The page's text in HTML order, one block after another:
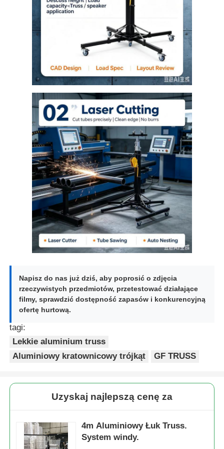
O nas
Kontrola jakości
Skontaktuj się z nami
Nowości
Przypadki
Poproś o wycenę
Aluminiowe oprawy sceniczne
Aluminiowy zestaw szpilkowy
Kwadratowa kratownica śruby aluminiowa
System aluminium kratownicy
Bariery tłumu
Napisz do nas już dziś, aby poprosić o zdjęcia
rzeczywistych przedmiotów, przetestować działające
filmy, sprawdzić dostępność zapasów i konkurencyjną
ofertę hurtową.
tagi:
Lekkie aluminium truss
Aluminiowy kratownicowy trójkąt
GF TRUSS
Uzyskaj najlepszą cenę za
4m Aluminiowy Łuk Truss.
System windy.